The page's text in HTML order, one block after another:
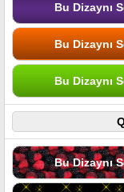
Bu Dizaynı
Bu Dizaynı
Bu Dizaynı
Bu Dizaynı